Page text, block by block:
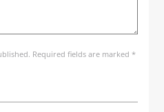
Required fields are marked *